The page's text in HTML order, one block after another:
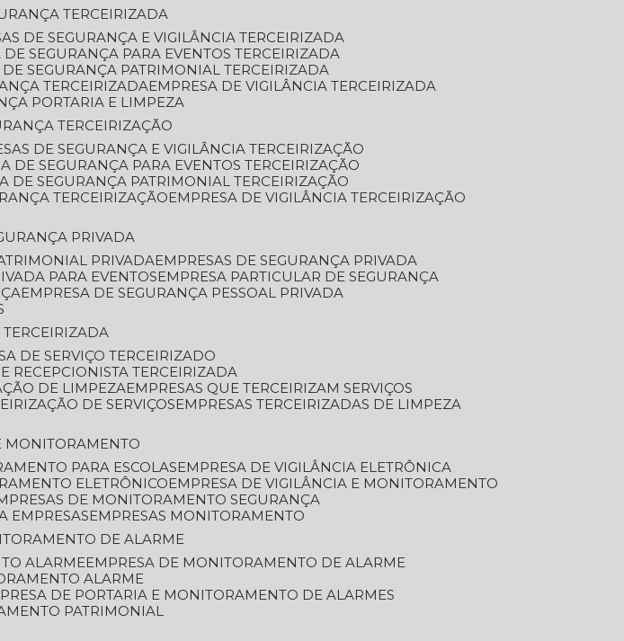
TERCEIRIZADA
DE SEGURANÇA E VIGILÂNCIA TERCEIRIZADA
DE SEGURANÇA PARA EVENTOS TERCEIRIZADA
DE SEGURANÇA PATRIMONIAL TERCEIRIZADA
TERCEIRIZADA
EMPRESA DE VIGILÂNCIA TERCEIRIZADA
PORTARIA E LIMPEZA
TERCEIRIZAÇÃO
DE SEGURANÇA E VIGILÂNCIA TERCEIRIZAÇÃO
DE SEGURANÇA PARA EVENTOS TERCEIRIZAÇÃO
DE SEGURANÇA PATRIMONIAL TERCEIRIZAÇÃO
TERCEIRIZAÇÃO
EMPRESA DE VIGILÂNCIA TERCEIRIZAÇÃO
PRIVADA
PRIVADA
EMPRESAS DE SEGURANÇA PRIVADA
PARA EVENTOS
EMPRESA PARTICULAR DE SEGURANÇA
EMPRESA DE SEGURANÇA PESSOAL PRIVADA
TERCEIRIZADA
DE SERVIÇO TERCEIRIZADO
RECEPCIONISTA TERCEIRIZADA
DE LIMPEZA
EMPRESAS QUE TERCEIRIZAM SERVIÇOS
DE SERVIÇOS
EMPRESAS TERCEIRIZADAS DE LIMPEZA
MONITORAMENTO
PARA ESCOLAS
EMPRESA DE VIGILÂNCIA ELETRÔNICA
ELETRÔNICO
EMPRESA DE VIGILÂNCIA E MONITORAMENTO
DE MONITORAMENTO SEGURANÇA
EMPRESAS
EMPRESAS MONITORAMENTO
DE ALARME
ALARME
EMPRESA DE MONITORAMENTO DE ALARME
ALARME
DE PORTARIA E MONITORAMENTO DE ALARMES
PATRIMONIAL